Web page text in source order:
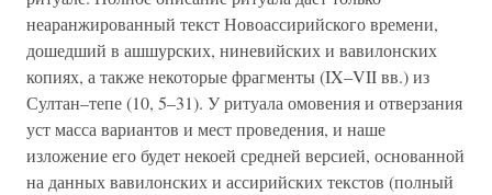
неаранжированный текст Новоассирийского времени,
дошедший в ашшурских, ниневийских и вавилонских
копиях, а также некоторые фрагменты (IX–VII вв.) из
Султан–тепе (10, 5–31). У ритуала омовения и отверзания
уст масса вариантов и мест проведения, и наше
изложение его будет некоей средней версией, основанной
на данных вавилонских и ассирийских текстов (полный